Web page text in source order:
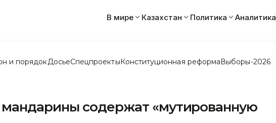
В мире Казахстан Политика Аналитика
и порядок ДосьеСпецпроектыКонституционная реформаВыборы-2026
содержат «мутированную